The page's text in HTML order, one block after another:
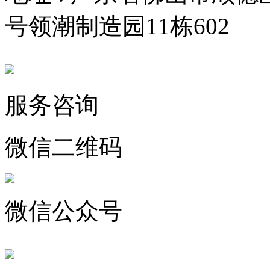
号领潮制造园11栋602
服务咨询
微信二维码
微信公众号